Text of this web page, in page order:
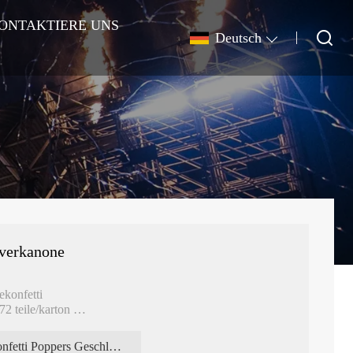
UNS
Deutsch
teile/karton
Konfetti Poppers Geschlecht enthüllen